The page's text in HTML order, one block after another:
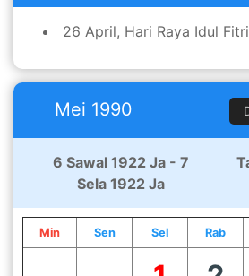
26 April, Hari Raya Idul Fitri
Mei 1990
6 Sawal 1922 Ja - 7
Sela 1922 Ja
Min Sen Sel Rab